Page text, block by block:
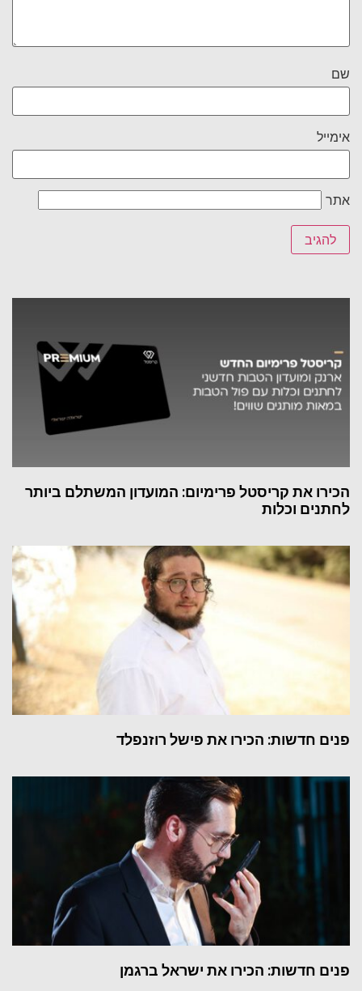
שם
אימייל
אתר
הכירו את קריסטל פרימיום: המועדון המשתלם ביותר
לחתנים וכלות
פנים חדשות: הכירו את פישל רוזנפלד
פנים חדשות: הכירו את ישראל ברגמן